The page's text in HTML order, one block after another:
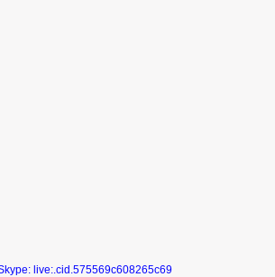
live:.cid.575569c608265c69